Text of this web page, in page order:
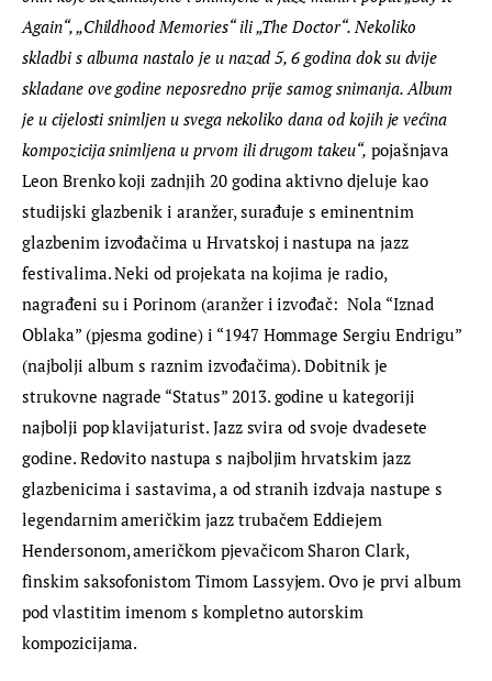
Again“, „Childhood Memories“ ili „The Doctor“. Nekoliko
skladbi s albuma nastalo je u nazad 5, 6 godina dok su dvije
skladane ove godine neposredno prije samog snimanja. Album
je u cijelosti snimljen u svega nekoliko dana od kojih je većina
kompozicija snimljena u prvom ili drugom takeu“, pojašnjava
Leon Brenko koji zadnjih 20 godina aktivno djeluje kao
studijski glazbenik i aranžer, surađuje s eminentnim
glazbenim izvođačima u Hrvatskoj i nastupa na jazz
festivalima. Neki od projekata na kojima je radio,
nagrađeni su i Porinom (aranžer i izvođač:  Nola “Iznad
Oblaka” (pjesma godine) i “1947 Hommage Sergiu Endrigu”
(najbolji album s raznim izvođačima). Dobitnik je
strukovne nagrade “Status” 2013. godine u kategoriji
najbolji pop klavijaturist. Jazz svira od svoje dvadesete
godine. Redovito nastupa s najboljim hrvatskim jazz
glazbenicima i sastavima, a od stranih izdvaja nastupe s
legendarnim američkim jazz trubačem Eddiejem
Hendersonom, američkom pjevačicom Sharon Clark,
finskim saksofonistom Timom Lassyjem. Ovo je prvi album
pod vlastitim imenom s kompletno autorskim
kompozicijama.